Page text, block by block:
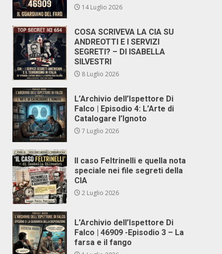
14 Luglio 2026
COSA SCRIVEVA LA CIA SU
ANDREOTTI E I SERVIZI
SEGRETI? – DI ISABELLA
SILVESTRI
8 Luglio 2026
L’Archivio dell’Ispettore Di
Falco | Episodio 4: L’Arte di
Catalogare l’Ignoto
7 Luglio 2026
Il caso Feltrinelli e quella nota
speciale nei file segreti della
CIA
2 Luglio 2026
L’Archivio dell’Ispettore Di
Falco | 46909 -Episodio 3 – La
farsa e il fango